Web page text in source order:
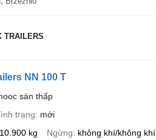
TRAILERS
NN 100 T
sàn thấp
trạng
mới
10.900 kg Ngừng không khí/không khí